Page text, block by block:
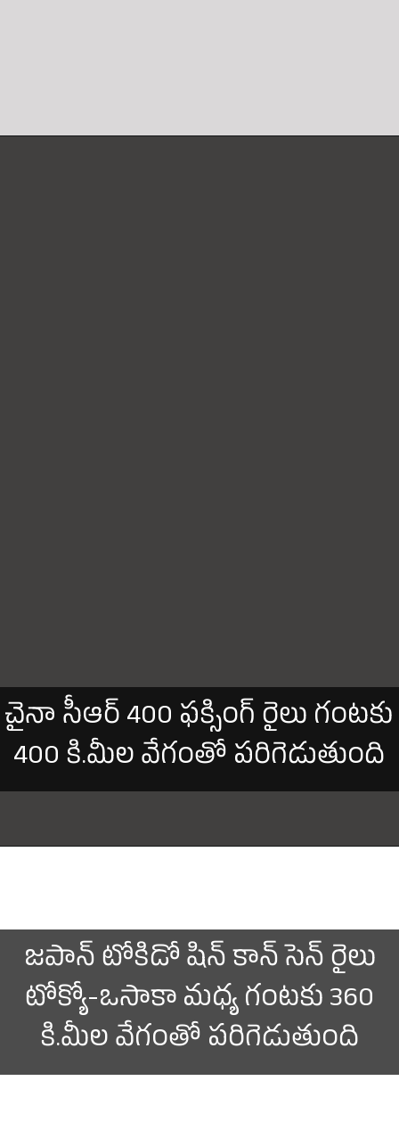
చైనా సీఆర్ 400 ఫక్సింగ్ రైలు గంటకు
400 కి.మీల వేగంతో పరిగెడుతుంది
జపాన్ టోకిడో షిన్ కాన్ సెన్ రైలు
టోక్యో-ఒసాకా మధ్య గంటకు 360
కి.మీల వేగంతో పరిగెడుతుంది